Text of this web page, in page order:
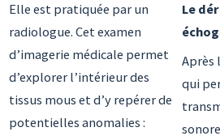
Elle est pratiquée par un
radiologue. Cet examen
d’imagerie médicale permet
d’explorer l’intérieur des
tissus mous et d’y repérer de
potentielles anomalies :
Le
Après
qui